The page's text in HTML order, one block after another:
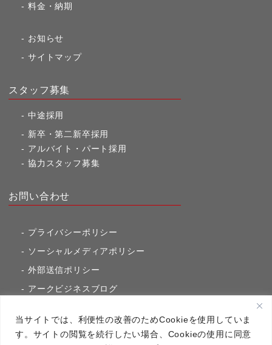
当サイトでは、利便性の改善のためCookieを使用していま
す。サイトの閲覧を続行したい場合、Cookieの使用に同意
料金・納期
お知らせ
サイトマップ
スタッフ募集
中途採用
新卒・第二新卒採用
アルバイト・パート採用
協力スタッフ募集
お問い合わせ
プライバシーポリシー
ソーシャルメディアポリシー
外部送信ポリシー
アークビジネスブログ